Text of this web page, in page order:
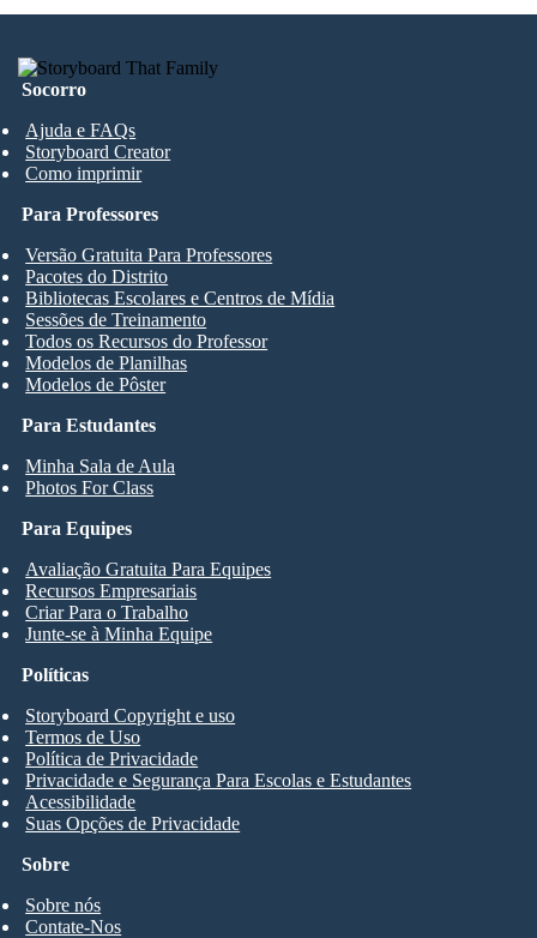
Socorro
Ajuda e FAQs
Storyboard Creator
Como imprimir
Para Estudantes
Minha Sala de Aula
Photos For Class
Para Professores
Versão Gratuita Para Professores
Pacotes do Distrito
Bibliotecas Escolares e Centros de Mídia
Sessões de Treinamento
Todos os Recursos do Professor
Modelos de Planilhas
Modelos de Pôster
Para Equipes
Avaliação Gratuita Para Equipes
Recursos Empresariais
Criar Para o Trabalho
Junte-se à Minha Equipe
Sobre
Sobre nós
Contate-Nos
Políticas
Storyboard Copyright e uso
Termos de Uso
Política de Privacidade
Privacidade e Segurança Para Escolas e Estudantes
Acessibilidade
Suas Opções de Privacidade